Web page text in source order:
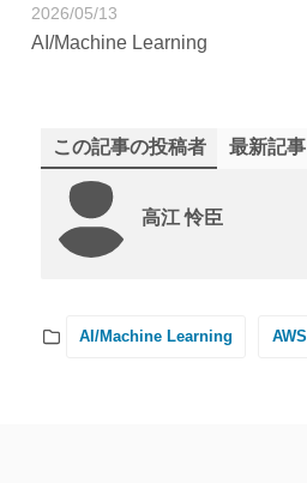
2026/05/13
AI/Machine Learning
この記事の投稿者 最新記事
高江 怜臣
AI/Machine Learning AWS